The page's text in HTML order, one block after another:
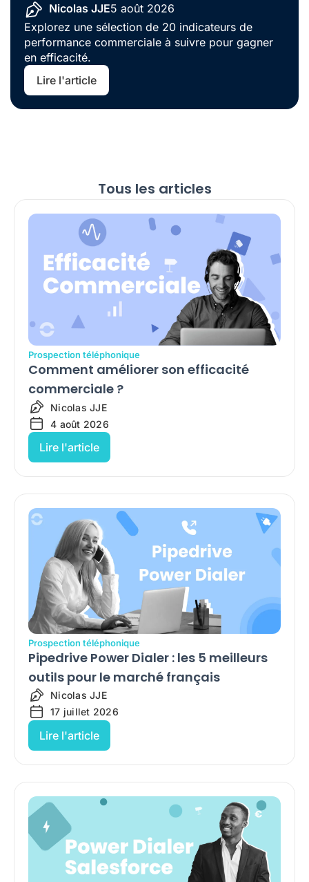
Nicolas JJE5 août 2026
Explorez une sélection de 20 indicateurs de
performance commerciale à suivre pour gagner
en efficacité.
Lire l'article
Tous les articles
Prospection téléphonique
Comment améliorer son efficacité
commerciale ?
Nicolas JJE
4 août 2026
Lire l'article
Prospection téléphonique
Pipedrive Power Dialer : les 5 meilleurs
outils pour le marché français
Nicolas JJE
17 juillet 2026
Lire l'article